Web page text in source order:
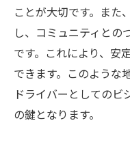
ことが大切です。また
し、コミュニティとの
です。これにより、安
できます。このような
ドライバーとしてのビ
の鍵となります。